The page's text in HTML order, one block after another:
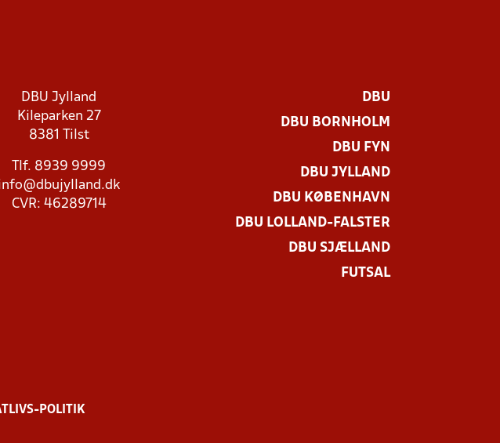
DBU Jylland
Kileparken 27
8381 Tilst
Tlf. 8939 9999
CVR: 46289714
DBU
DBU BORNHOLM
DBU FYN
DBU JYLLAND
DBU KØBENHAVN
DBU LOLLAND-FALSTER
DBU SJÆLLAND
FUTSAL
POLITIK